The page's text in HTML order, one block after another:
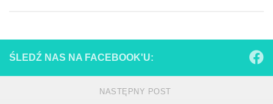
ŚLEDŹ NAS NA FACEBOOK'U:
NASTĘPNY POST